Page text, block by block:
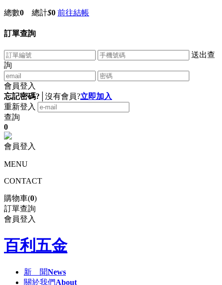
總數0 總計$0 前往結帳
訂單查詢
送出查
詢
會員登入
忘記密碼?
沒有會員?立即加入
重新登入
查詢
0
會員登入
MENU
CONTACT
購物車(0)
訂單查詢
會員登入
百利五金
新 聞News
關於我們About